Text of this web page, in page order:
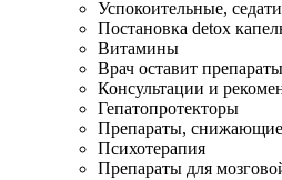
Успокоительные,
Постановка detox
Витамины
Врач оставит препараты
Консультации и
Гепатопротекторы
Препараты, снижающие
Психотерапия
Препараты для